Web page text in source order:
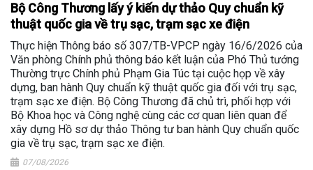
Bộ Công Thương lấy ý kiến dự thảo Quy chuẩn kỹ
thuật quốc gia về trụ sạc, trạm sạc xe điện
Thực hiện Thông báo số 307/TB-VPCP ngày 16/6/2026 của
Văn phòng Chính phủ thông báo kết luận của Phó Thủ tướng
Thường trực Chính phủ Phạm Gia Túc tại cuộc họp về xây
dựng, ban hành Quy chuẩn kỹ thuật quốc gia đối với trụ sạc,
trạm sạc xe điện. Bộ Công Thương đã chủ trì, phối hợp với
Bộ Khoa học và Công nghệ cùng các cơ quan liên quan để
xây dựng Hồ sơ dự thảo Thông tư ban hành Quy chuẩn quốc
gia về trụ sạc, trạm sạc xe điện.
07/08/2026